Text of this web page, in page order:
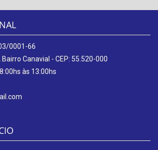
0001-66
Bairro Canavial - CEP: 55.520-000
às 13:00hs